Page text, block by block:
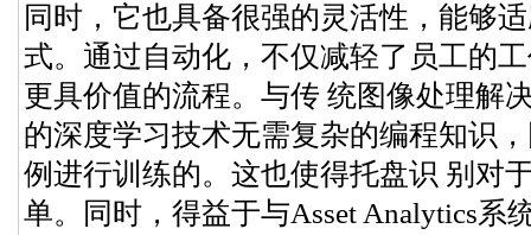
同时，它也具备很强的灵活性，能够
式。通过自动化，不仅减轻了员工的
更具价值的流程。与传 统图像处理解
的深度学习技术无需复杂的编程知识
例进行训练的。这也使得托盘识 别对
单。同时，得益于与Asset Analytics系